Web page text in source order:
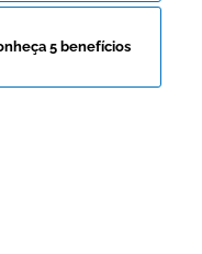
5 benefícios